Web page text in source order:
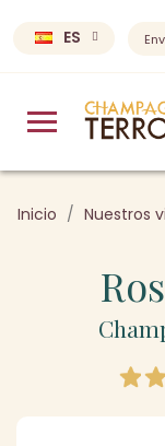
ES
Inicio Nuestros